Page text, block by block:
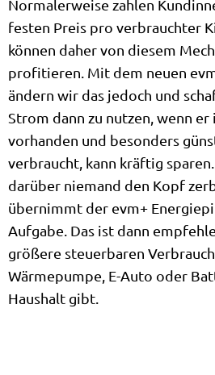
Normalerweise zahlen
festen Preis pro verbrauchter
können daher von diesem
profitieren. Mit dem neuen
ändern wir das jedoch und
Strom dann zu nutzen, wenn
vorhanden und besonders
verbraucht, kann kräftig
darüber niemand den Kopf
übernimmt der evm+
Aufgabe. Das ist dann
größere steuerbaren
Wärmepumpe, E-Auto oder
Haushalt gibt.